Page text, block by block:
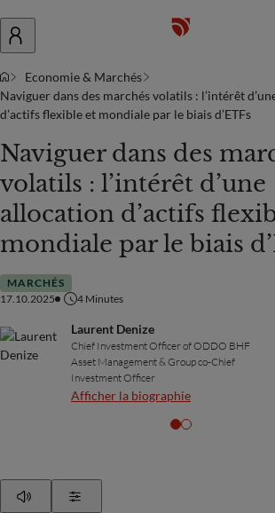
Economie & Marchés
Naviguer dans des marchés volatils : l’intérêt
d’actifs flexible et mondiale par le biais d’ETFs
Naviguer dans des
volatils : l’intérêt d’une
allocation d’actifs
mondiale par le biais
MARCHÉS
17.10.2025
4 Minutes
Laurent Denize
Chief Investment Officer of ODDO BHF
Asset Management & Group co-Chief
Investment Officer
Afficher la biographie